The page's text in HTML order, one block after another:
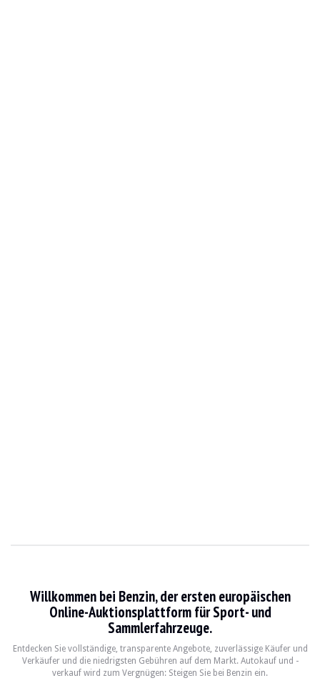
Willkommen bei Benzin, der ersten europäischen
Online-Auktionsplattform für Sport- und
Sammlerfahrzeuge.
Entdecken Sie vollständige, transparente Angebote, zuverlässige Käufer und
Verkäufer und die niedrigsten Gebühren auf dem Markt. Autokauf und -
verkauf wird zum Vergnügen: Steigen Sie bei Benzin ein.